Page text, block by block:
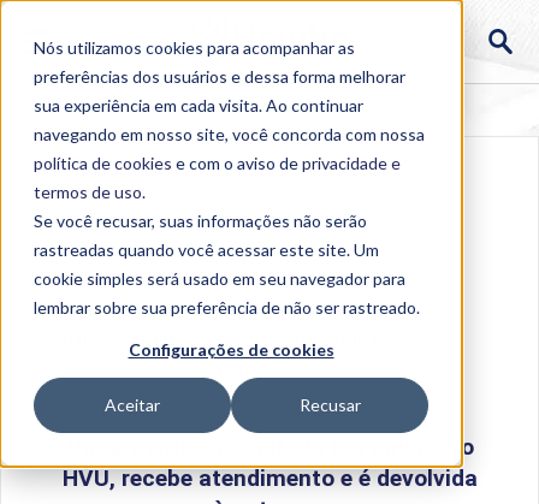
Nós utilizamos cookies para acompanhar as
preferências dos usuários e dessa forma melhorar
sua experiência em cada visita. Ao continuar
navegando em nosso site, você concorda com nossa
política de cookies e com o aviso deprivacidade e
termos de uso.
Se você recusar, suas informações não serão
rastreadas quando você acessar este site. Um
cookie simples será usado em seu navegador para
lembrar sobre sua preferência de não ser rastreado.
Configurações de cookies
Aceitar Recusar
parda é resgatada por equipe do HVU, recebe
atendimento e é devolvida à natureza
Onça-parda é resgatada por equipe do
HVU, recebe atendimento e é devolvida